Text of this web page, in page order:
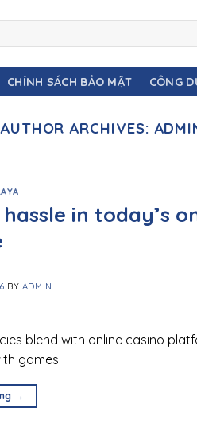
CHÍNH SÁCH BẢO MẬT CÔNG
AUTHOR ARCHIVES:
in today’s
BY ADMIN
blend with online casino
games.
→